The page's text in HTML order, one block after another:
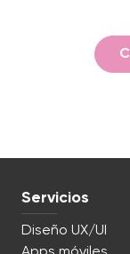
Servicios
Diseño UX/UI